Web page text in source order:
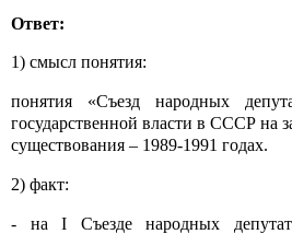
Ответ:
1) смысл понятия:
понятия «Съезд народных
государственной власти в СССР на
существования – 1989-1991 годах.
2) факт:
- наI
Съезде народных